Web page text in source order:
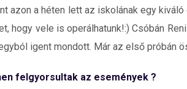
azon a héten lett az iskolának egy
hogy vele is operálhatunk!:) Csóbán
igent mondott. Már az első próbán
felgyorsultak az események ?